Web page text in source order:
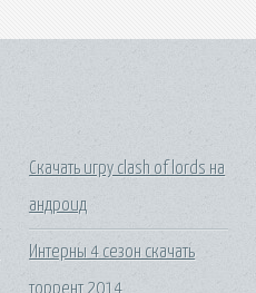
Скачать игру clash of lords на
андроид
Интерны 4 сезон скачать